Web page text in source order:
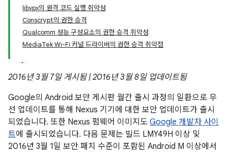
libvpx의 원격 코드 실행 취약성
Conscrypt의 권한 승격
Qualcomm 성능 구성요소의 권한 승격 취약성
MediaTek Wi-Fi 커널 드라이버의 권한 승격 취약점
2016년 3월 7일 게시됨 | 2016년 3월 8일 업데이트됨
Google의 Android 보안 게시판 월간 출시 과정의 일환으로 무
선 업데이트를 통해 Nexus 기기에 대한 보안 업데이트가 출시
되었습니다. 또한 Nexus 펌웨어 이미지도 Google 개발자 사이
트에 출시되었습니다. 다음 문제는 빌드 LMY49H 이상 및
2016년 3월 1일 보안 패치 수준이 포함된 Android M 이상에서